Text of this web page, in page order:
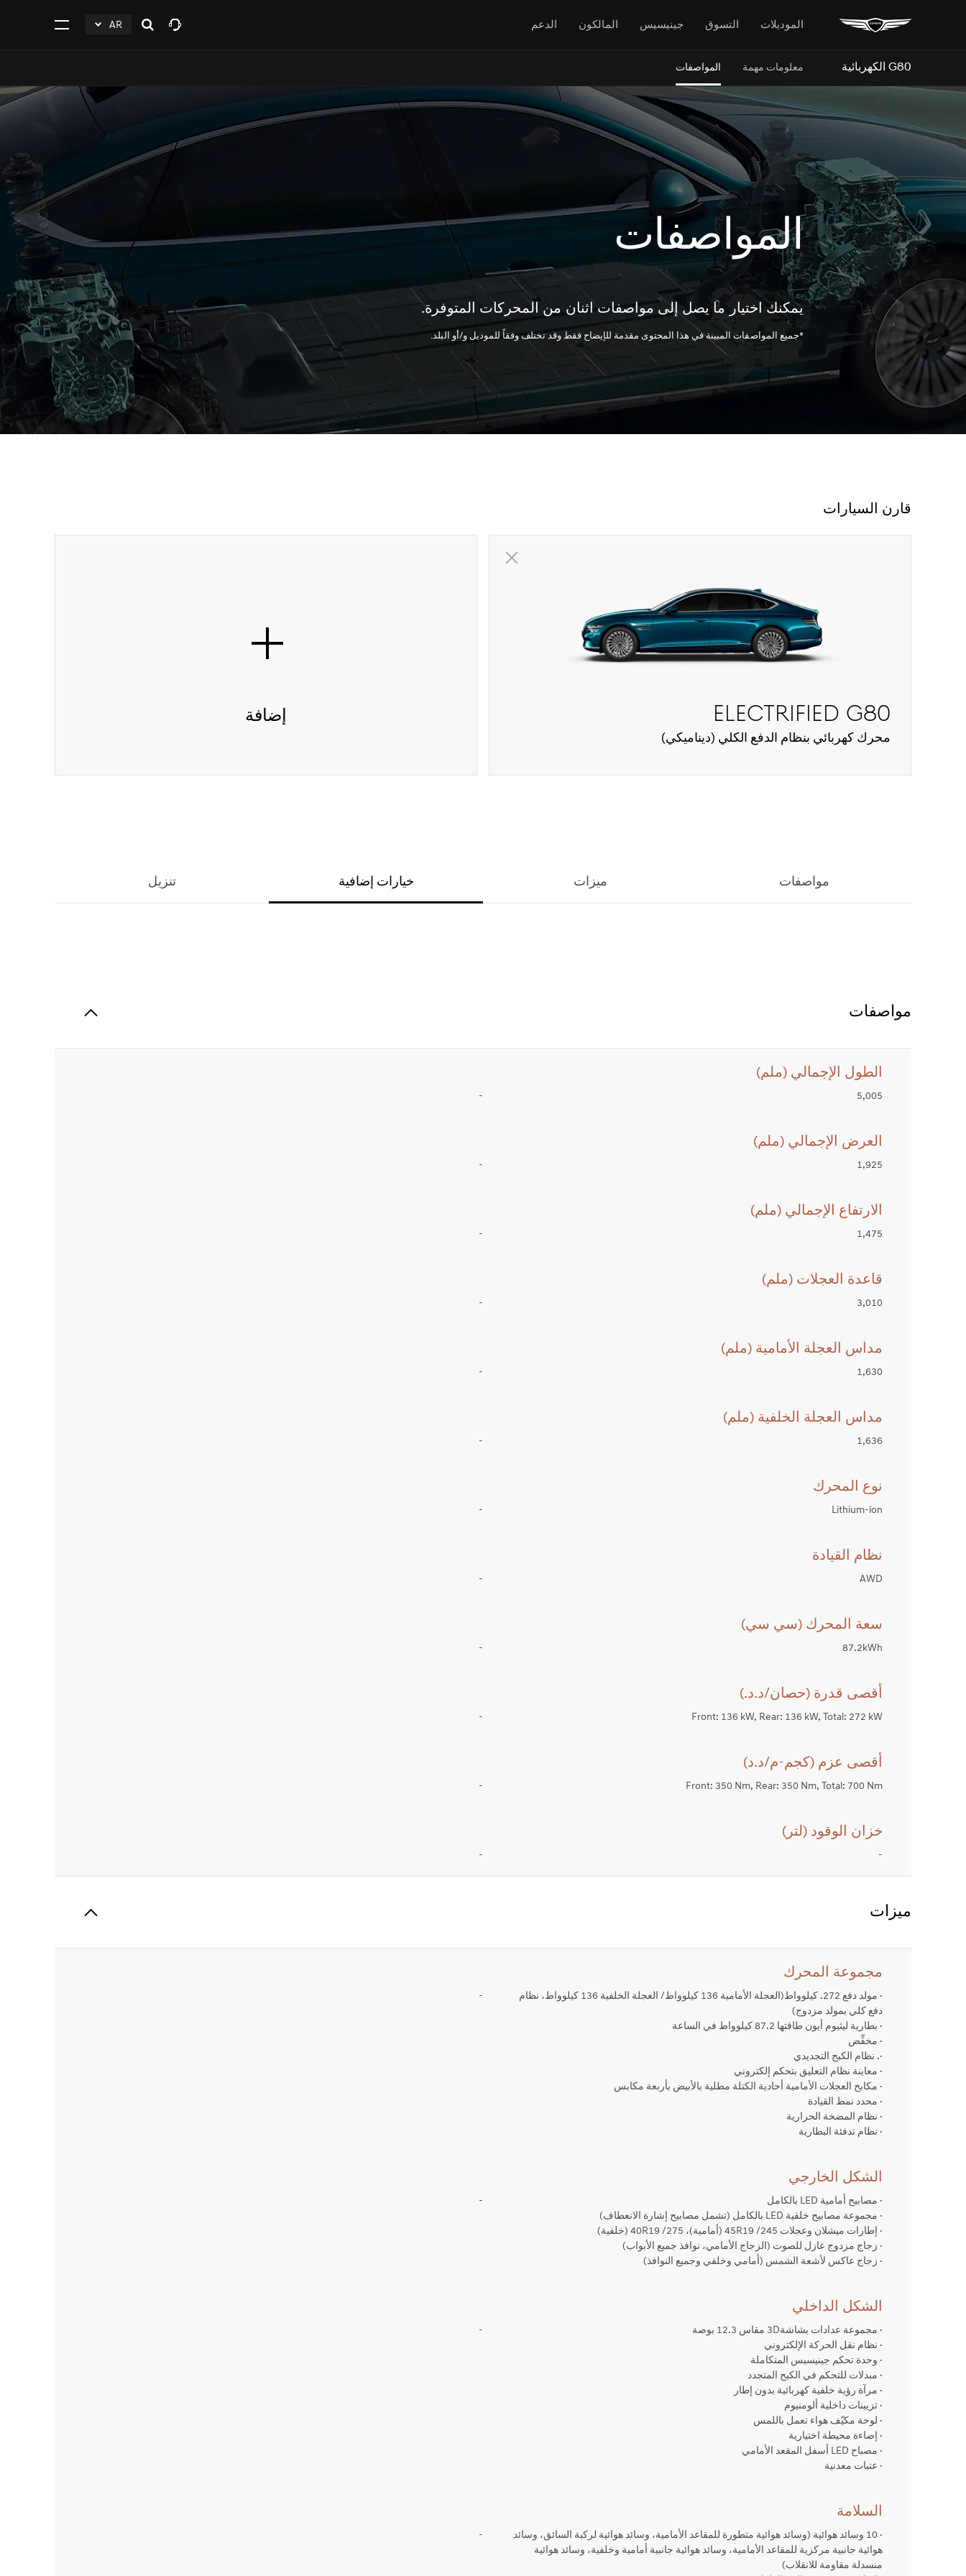
الموديلات التسوق جينيسيس المالكون الدعم AR
click
اضغط
G80 الكهربائية معلومات مهمة المواصفات
المواصفات
يمكنك اختيار ما يصل إلى مواصفات اثنان من المحركات المتوفرة.
*جميع المواصفات المبينة في هذا المحتوى مقدمة للإيضاح فقط وقد تختلف وفقاً للموديل و/أو البلد.
قارن السيارات
Electrified G80
محرك كهربائي بنظام الدفع الكلي (ديناميكي)
إضافة
مواصفات ميزات خيارات إضافية تنزيل
مواصفات
الطول الإجمالي (ملم)
5,005
-
العرض الإجمالي (ملم)
1,925
-
الارتفاع الإجمالي (ملم)
1,475
-
قاعدة العجلات (ملم)
3,010
-
مداس العجلة الأمامية (ملم)
1,630
-
مداس العجلة الخلفية (ملم)
1,636
-
نوع المحرك
Lithium-ion
-
نظام القيادة
AWD
-
سعة المحرك (سي سي)
87.2kWh
-
أقصى قدرة (حصان/د.د.)
Front: 136 kW, Rear: 136 kW, Total: 272 kW
-
أقصى عزم (كجم-م/د.د)
Front: 350 Nm, Rear: 350 Nm, Total: 700 Nm
-
خزان الوقود (لتر)
-
-
ميزات
مجموعة المحرك
· مولد دفع 272. كيلوواط(العجلة الأمامية 136 كيلوواط/ العجلة الخلفية 136 كيلوواط، نظام
دفع كلي بمولد مزدوج)
· بطارية ليثيوم أيون طاقتها 87.2 كيلوواط في الساعة
· مخفِّض
·. نظام الكبح التجديدي
· معاينة نظام التعليق بتحكم إلكتروني
· مكابح العجلات الأمامية أحادية الكتلة مطلية بالأبيض بأربعة مكابس
· محدد نمط القيادة
· نظام المضخة الحرارية
· نظام تدفئة البطارية
-
الشكل الخارجي
· مصابيح أمامية LED بالكامل
· مجموعة مصابيح خلفية LED بالكامل (تشمل مصابيح إشارة الانعطاف)
· إطارات ميشلان وعجلات 245/ 45R19 (أمامية)، 275/ 40R19 (خلفية)
· زجاج مزدوج عازل للصوت (الزجاج الأمامي، نوافذ جميع الأبواب)
· زجاج عاكس لأشعة الشمس (أمامي وخلفي وجميع النوافذ)
-
الشكل الداخلي
· مجموعة عدادات بشاشة3D مقاس 12.3 بوصة
· نظام نقل الحركة الإلكتروني
· وحدة تحكم جينيسيس المتكاملة
· مبدلات للتحكم في الكبح المتجدد
· مرآة رؤية خلفية كهربائية بدون إطار
· تزيينات داخلية ألومنيوم
· لوحة مكيّف هواء تعمل باللمس
· إضاءة محيطة اختيارية
· مصباح LED أسفل المقعد الأمامي
· عتبات معدنية
-
السلامة
· 10 وسائد هوائية (وسائد هوائية متطورة للمقاعد الأمامية، وسائد هوائية لركبة السائق، وسائد
هوائية جانبية مركزية للمقاعد الأمامية، وسائد هوائية جانبية أمامية وخلفية، وسائد هوائية
منسدلة مقاومة للانقلاب)
-